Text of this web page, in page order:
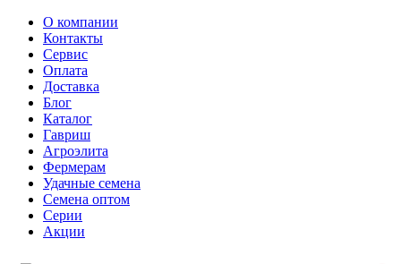
О компании
Контакты
Сервис
Оплата
Доставка
Блог
Каталог
Гавриш
Агроэлита
Фермерам
Удачные семена
Семена оптом
Серии
Акции